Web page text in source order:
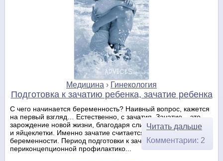
Медицина › Гинекология
Подготовка к зачатию ребенка, зачатие ребенка
С чего начинается беременность? Наивный вопрос, кажется
на первый взгляд… Естественно, с зачатия. Зачатие – это
зарождение новой жизни, благодаря слиянию сперматозоида
и яйцеклетки. Именно зачатие считается началом
беременности. Период подготовки к зачатию называется
периконцепционной профилактико...
Читать дальше
Комментарии: 2